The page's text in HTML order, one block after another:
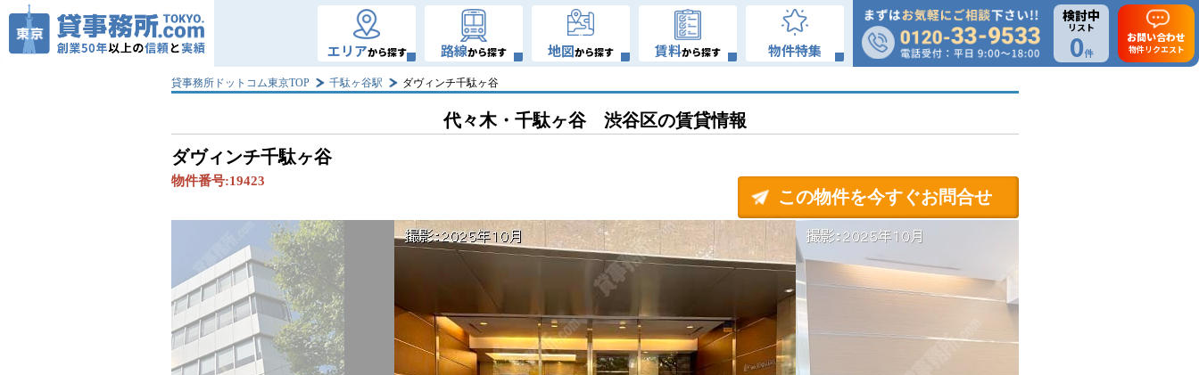
エリアから探す 路線から探す 地図から探す 賃料から探す 物件特集
検討中
リスト
0件
お問い合わせ
物件リクエスト
貸事務所ドットコム東京TOP 千駄ヶ谷駅 ダヴィンチ千駄ヶ谷
代々木・千駄ヶ谷 渋谷区の賃貸情報
ダヴィンチ千駄ヶ谷
物件番号:19423
この物件を今すぐお問合せ